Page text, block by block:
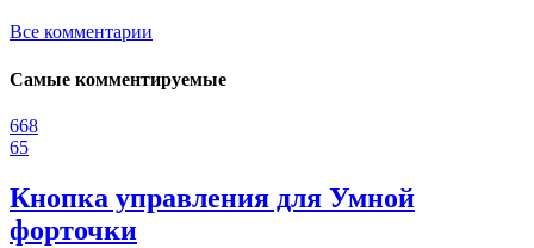
Все комментарии
Самые комментируемые
668
65
Кнопка управления для Умной
форточки